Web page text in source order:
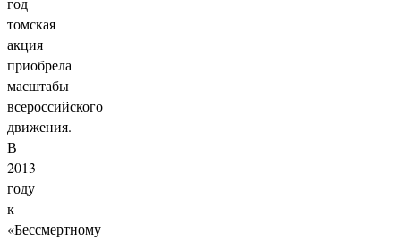
томская
акция
приобрела
масштабы
всероссийского
движения.
В
2013
году
к
«Бессмертному